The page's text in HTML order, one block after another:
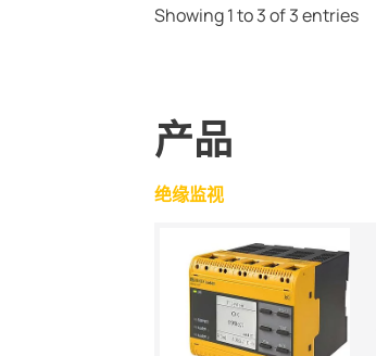
Showing 1 to 3 of 3 entries
产品
绝缘监视